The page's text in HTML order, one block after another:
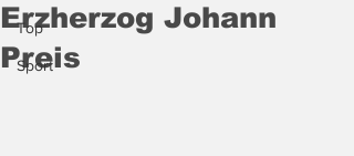
Top
Sport
Erzherzog Johann
Preis